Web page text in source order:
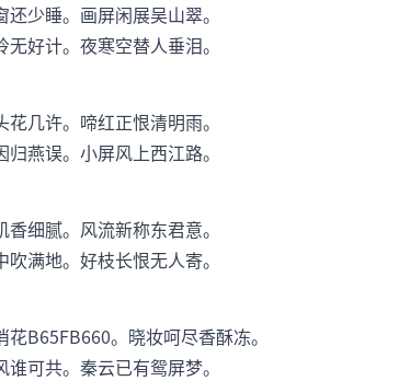
少睡。画屏闲展吴山翠。
好计。夜寒空替人垂泪。
几许。啼红正恨清明雨。
燕误。小屏风上西江路。
细腻。风流新称东君意。
满地。好枝长恨无人寄。
B65FB660。晓妆呵尽香酥冻。
可共。秦云已有鸳屏梦。